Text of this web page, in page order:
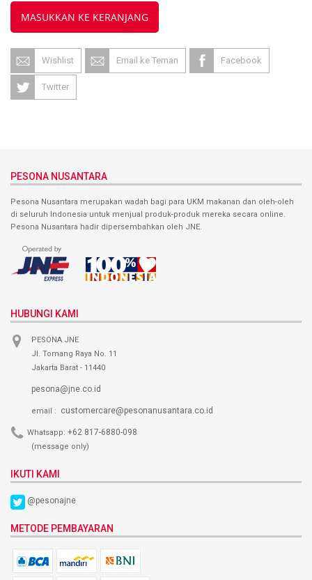
MASUKKAN KE KERANJANG
Wishlist Email ke Teman Facebook
Twitter
PESONA NUSANTARA
Pesona Nusantara merupakan wadah bagi para UKM makanan dan oleh-oleh
di seluruh Indonesia untuk menjual produk-produk mereka secara online.
Pesona Nusantara hadir dipersembahkan oleh JNE.
HUBUNGI KAMI
PESONA JNE
Jl. Tomang Raya No. 11
Jakarta Barat - 11440
pesona@jne.co.id
email : customercare@pesonanusantara.co.id
Whatsapp: +62 817-6880-098
(message only)
IKUTI KAMI
@pesonajne
METODE PEMBAYARAN